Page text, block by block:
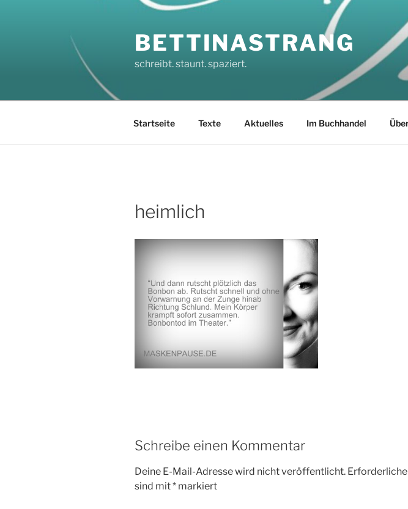
BETTINASTRANG
schreibt. staunt. spaziert.
Startseite Texte Aktuelles Im Buchhandel
heimlich
Schreibe einen Kommentar
Deine E-Mail-Adresse wird nicht veröffentlicht.
sind mit* markiert